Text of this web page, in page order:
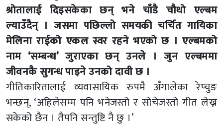
श्रोतालाई दिइसकेका छन् भने चाँडै चौथो एल्बम
ल्याउँदैन् । जसमा पछिल्लो समयकी चर्चित गायिका
मेलिना राईको एकल स्वर रहने भएको छ । एल्बमको
नाम ‘सम्बन्ध’ जुराएका छन् उनले । जुन एल्बममा
जीवनकै सुगन्ध पाइने उनको दावी छ ।
गीतिकारितालाई व्यवासायिक रुपमै अँगालेका रेप्चुङ
भन्छन्, ‘अहिलेसम्म पनि भनेजस्तो र सोचेजस्तो गीत लेख्न
सकेको छैन । तैपनि सन्तुष्टि नै छु ।’